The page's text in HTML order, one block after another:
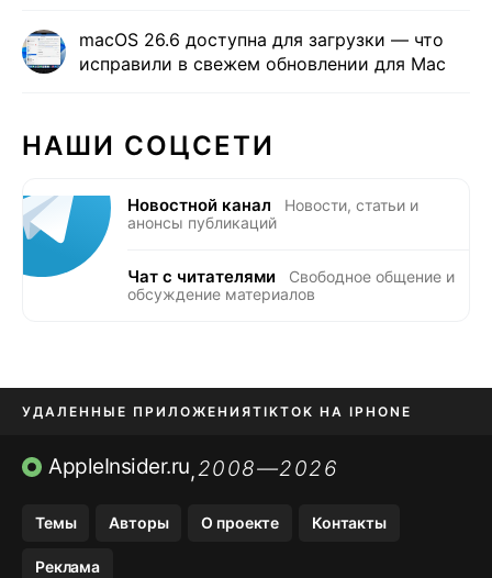
macOS 26.6 доступна для загрузки — что
исправили в свежем обновлении для Mac
НАШИ СОЦСЕТИ
Новостной канал
Новости, статьи и
анонсы публикаций
Чат с читателями
Свободное общение и
обсуждение материалов
УДАЛЕННЫЕ ПРИЛОЖЕНИЯTIKTOK НА IPHONE
ПРИЛОЖЕНИЯ БЕЗ APP STORE
AppleInsider.ru,2008—2026
Темы Авторы О проекте Контакты
Реклама